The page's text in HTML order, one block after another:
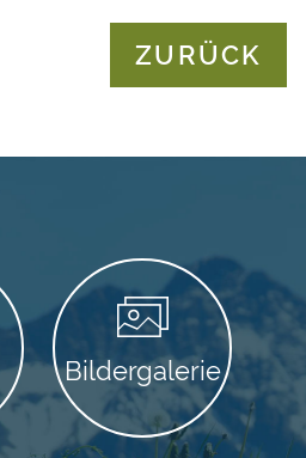
ZURÜCK
Bildergalerie